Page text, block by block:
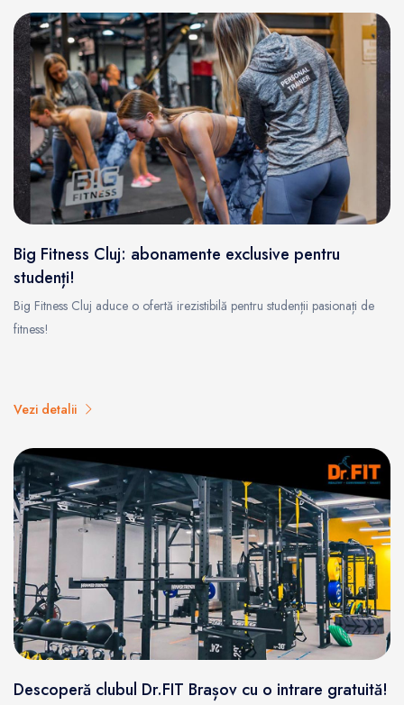
Big Fitness Cluj: abonamente exclusive pentru
studenți!
Big Fitness Cluj aduce o ofertă irezistibilă pentru studenții pasionați de
fitness!
Vezi detalii
Descoperă clubul Dr.FIT Brașov cu o intrare gratuită!